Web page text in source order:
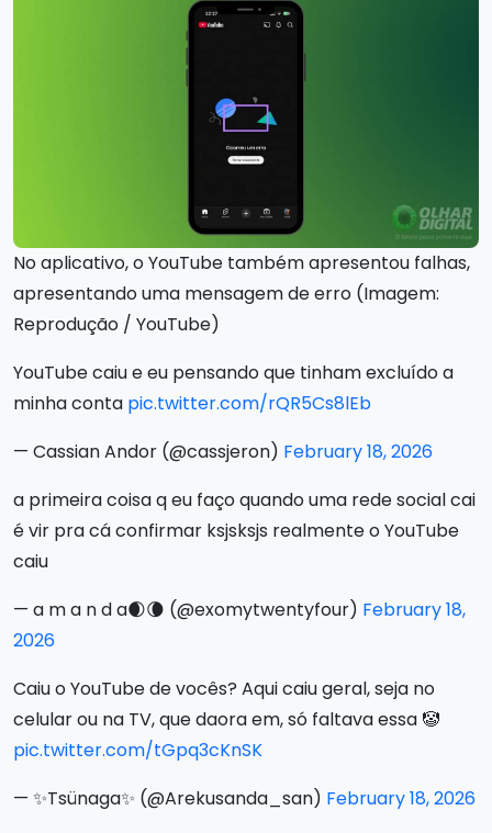
No aplicativo, o YouTube também apresentou falhas,
apresentando uma mensagem de erro (Imagem:
Reprodução / YouTube)
YouTube caiu e eu pensando que tinham excluído a
minha conta pic.twitter.com/rQR5Cs8lEb
— Cassian Andor (@cassjeron) February 18, 2026
a primeira coisa q eu faço quando uma rede social cai
é vir pra cá confirmar ksjsksjs realmente o YouTube
caiu
— a m a n d a🌒🌘 (@exomytwentyfour) February 18,
2026
Caiu o YouTube de vocês? Aqui caiu geral, seja no
celular ou na TV, que daora em, só faltava essa 🤡
pic.twitter.com/tGpq3cKnSK
— ✨Tsünaga✨ (@Arekusanda_san) February 18, 2026